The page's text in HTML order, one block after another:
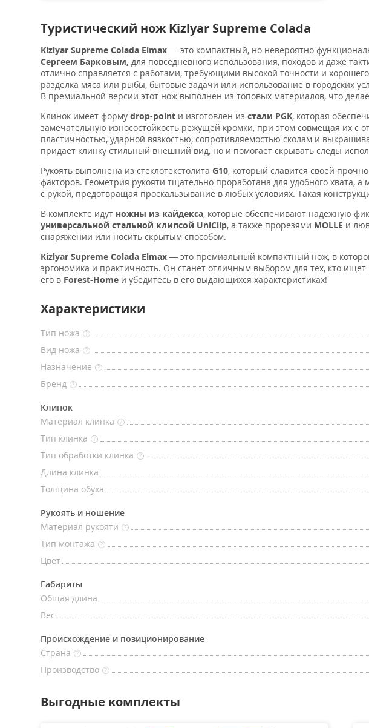
Туристический нож Kizlyar Supreme Colada
Kizlyar Supreme Colada Elmax — это компактный, но невероятно
Сергеем Барковым, для повседневного использования, походов и даже
отлично справляется с работами, требующими высокой точности и
разделка мяса или рыбы, бытовые задачи или использование в городских
В премиальной версии этот нож выполнен из топовых материалов, что
Клинок имеет форму drop-point и изготовлен из стали PGK, которая
замечательную износостойкость режущей кромки, при этом совмещая их с
пластичностью, ударной вязкостью, сопротивляемостью сколам и
придает клинку стильный внешний вид, но и помогает скрывать следы
Рукоять выполнена из стеклотекстолита G10, который славится своей
факторов. Геометрия рукояти тщательно проработана для удобного хвата,
с рукой, предотвращая проскальзывание в любых условиях. Такая
В комплекте идут ножны из кайдекса, которые обеспечивают надежную
универсальной стальной клипсой UniClip, а также прорезями MOLLE и
снаряжении или носить скрытым способом.
Kizlyar Supreme Colada Elmax — это премиальный компактный нож, в
эргономика и практичность. Он станет отличным выбором для тех, кто
его в Forest-Home и убедитесь в его выдающихся характеристиках!
Характеристики
Тип ножа ?
Вид ножа ?
Назначение ?
Бренд ?
Клинок
Материал клинка
?
Тип клинка ?
Тип обработки клинка ?
Длина клинка
Толщина обуха
Рукоять и ношение
Материал рукояти
?
Тип монтажа ?
Цвет
Габариты
Общая длина
Вес
Происхождение и позиционирование
Страна
?
Производство
?
Выгодные комплекты